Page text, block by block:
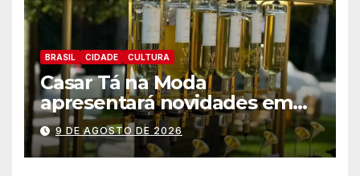
BRASIL CIDADE CULTURA
Casar Tá na Moda
apresentará novidades em
entretenimento para
casamentos e festas de
debutantes
9 DE AGOSTO DE 2026